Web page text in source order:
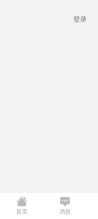
登录
首页 消息